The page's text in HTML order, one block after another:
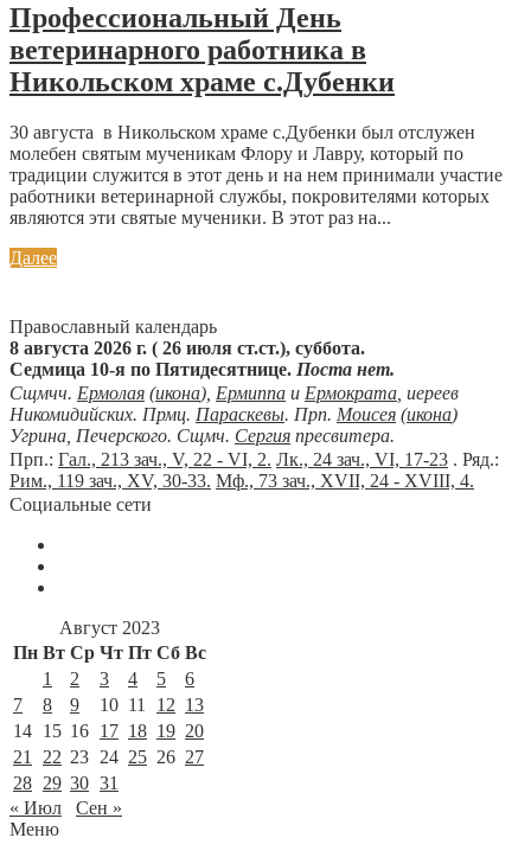
Профессиональный День
ветеринарного работника в
Никольском храме с.Дубенки
30 августа в Никольском храме с.Дубенки был отслужен
молебен святым мученикам Флору и Лавру, который по
традиции служится в этот день и на нем принимали участие
работники ветеринарной службы, покровителями которых
являются эти святые мученики. В этот раз на...
Далее
Православный календарь
8 августа 2026 г. ( 26 июля ст.ст.), суббота.
Седмица 10-я по Пятидесятнице. Поста нет.
Сщмчч. Ермолая (икона), Ермиппа и Ермократа , иереев
Никомидийских. Прмц. Параскевы. Прп. Моисея (икона)
Угрина, Печерского. Сщмч. Сергия пресвитера.
Прп.: Гал., 213 зач., V, 22 - VI, 2. Лк., 24 зач., VI, 17-23 . Ряд.:
Рим., 119 зач., XV, 30-33. Мф., 73 зач., XVII, 24 - XVIII, 4.
Социальные сети
Август 2023
Пн Вт Ср Чт Пт Сб Вс
1
2 3 4 5
6
7
8 9 10 11 12 13
14 15 16 17 18 19 20
21
22 23 24 25 26 27
28 29 30 31
« Июл
Сен »
Меню